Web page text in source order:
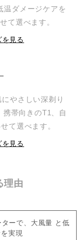
温ダメージケアを
て選べます。
を見る
やさしい深剃り
帯向きのT1、自
て選べます。
見る
理由
ーで、大風量 と低
実現